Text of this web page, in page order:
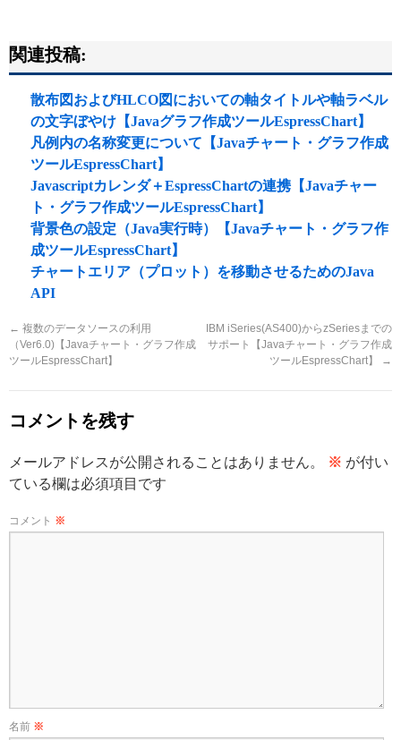
関連投稿:
散布図およびHLCO図においての軸タイトルや軸ラベル
の文字ぼやけ【Javaグラフ作成ツールEspressChart】
凡例内の名称変更について【Javaチャート・グラフ作成
ツールEspressChart】
Javascriptカレンダ＋EspressChartの連携【Javaチャー
ト・グラフ作成ツールEspressChart】
背景色の設定（Java実行時）【Javaチャート・グラフ作
成ツールEspressChart】
チャートエリア（プロット）を移動させるためのJava
API
← 複数のデータソースの利用
（Ver6.0)【Javaチャート・グラフ作成
ツールEspressChart】
IBM iSeries(AS400)からzSeriesまでの
サポート【Javaチャート・グラフ作成
ツールEspressChart】
→
コメントを残す
メールアドレスが公開されることはありません。 ※ が付い
ている欄は必須項目です
コメント ※
名前 ※